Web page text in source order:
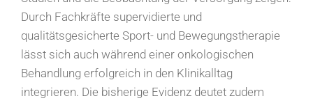
Durch Fachkräfte supervidierte und
qualitätsgesicherte Sport- und Bewegungstherapie
lässt sich auch während einer onkologischen
Behandlung erfolgreich in den Klinikalltag
integrieren. Die bisherige Evidenz deutet zudem